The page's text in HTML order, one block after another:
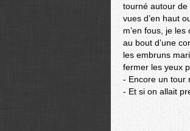
tourné autour de
vues d’en haut
m’en fous, je
au bout d’une
les embruns
fermer les yeux
- Encore un tour
- Et si on allait